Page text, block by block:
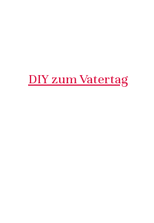
DIY zum Vatertag